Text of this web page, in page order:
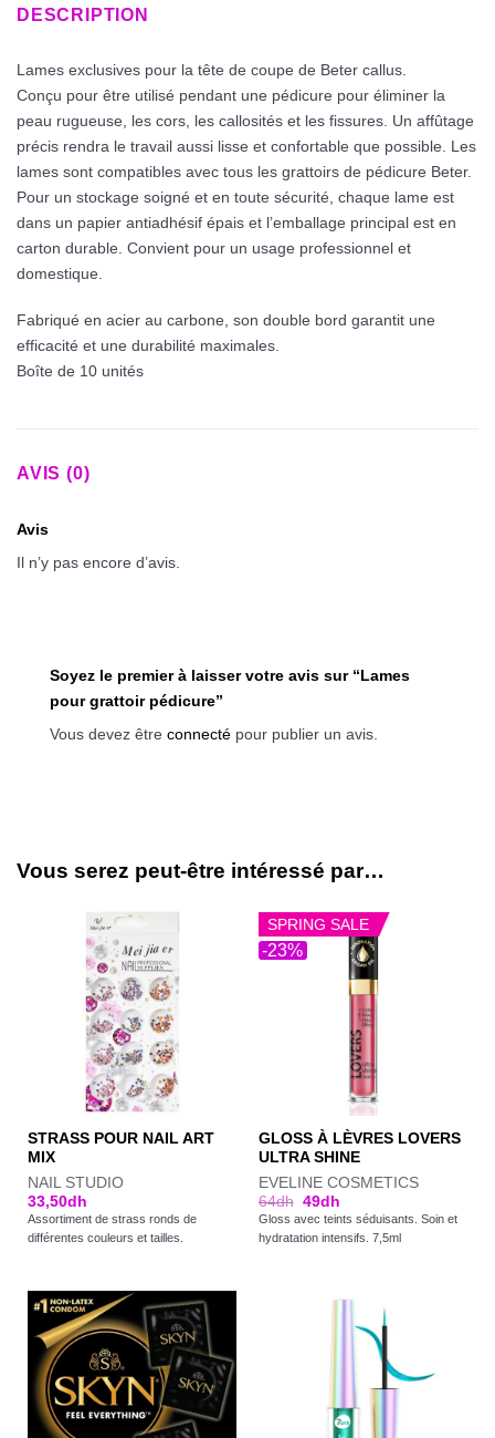
DESCRIPTION
Lames exclusives pour la tête de coupe de Beter callus.
Conçu pour être utilisé pendant une pédicure pour éliminer la
peau rugueuse, les cors, les callosités et les fissures. Un affûtage
précis rendra le travail aussi lisse et confortable que possible. Les
lames sont compatibles avec tous les grattoirs de pédicure Beter.
Pour un stockage soigné et en toute sécurité, chaque lame est
dans un papier antiadhésif épais et l’emballage principal est en
carton durable. Convient pour un usage professionnel et
domestique.
Fabriqué en acier au carbone, son double bord garantit une
efficacité et une durabilité maximales.
Boîte de 10 unités
AVIS (0)
Avis
Il n’y pas encore d’avis.
Soyez le premier à laisser votre avis sur “Lames
pour grattoir pédicure”
Vous devez être connecté pour publier un avis.
Vous serez peut-être intéressé par…
STRASS POUR NAIL ART
MIX
NAIL STUDIO
33,50dh
Assortiment de strass ronds de
différentes couleurs et tailles.
-23%
SPRING SALE
GLOSS À LÈVRES LOVERS
ULTRA SHINE
EVELINE COSMETICS
64dh 49dh
Gloss avec teints séduisants. Soin et
hydratation intensifs. 7,5ml